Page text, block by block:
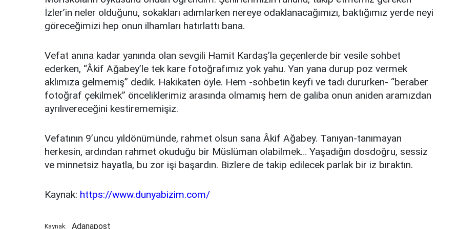
İzler’in neler olduğunu, sokakları adımlarken nereye odaklanacağımızı, baktığımız yerde neyi
göreceğimizi hep onun ilhamları hatırlattı bana.
Vefat anına kadar yanında olan sevgili Hamit Kardaş’la geçenlerde bir vesile sohbet
ederken, “Âkif Ağabey’le tek kare fotoğrafımız yok yahu. Yan yana durup poz vermek
aklımıza gelmemiş” dedik. Hakikaten öyle. Hem -sohbetin keyfi ve tadı dururken- “beraber
fotoğraf çekilmek” önceliklerimiz arasında olmamış hem de galiba onun aniden aramızdan
ayrılıvereceğini kestirememişiz.
Vefatının 9’uncu yıldönümünde, rahmet olsun sana Âkif Ağabey. Tanıyan-tanımayan
herkesin, ardından rahmet okuduğu bir Müslüman olabilmek… Yaşadığın dosdoğru, sessiz
ve minnetsiz hayatla, bu zor işi başardın. Bizlere de takip edilecek parlak bir iz bıraktın.
Kaynak: https://www.dunyabizim.com/
Kaynak: Adanapost